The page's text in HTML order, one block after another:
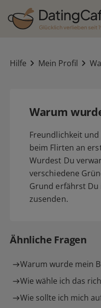
Hilfe Mein Profil
Warum
Freundlichkeit
beim Flirten an
Wurdest Du
verschiedene
Grund erfährst
zusenden.
Ähnliche Fragen
Warum wurde mein
Wie wähle ich das
Wie sollte ich mich